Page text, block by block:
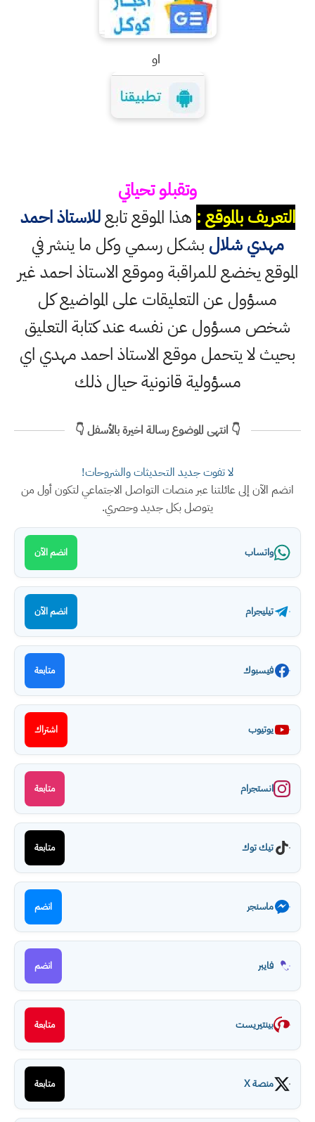
او
وتقبلو تحياتي
التعريف بالموقع : هذا الموقع تابعللاستاذ احمد
مهدي شلال بشكل رسمي وكل ما ينشر في
الموقع يخضع للمراقبة وموقع الاستاذ احمد غير
مسؤول عن التعليقات على المواضيع كل
شخص مسؤول عن نفسه عند كتابة التعليق
بحيث لا يتحمل موقع الاستاذ احمد مهدي اي
مسؤولية قانونية حيال ذلك
👇 انتهى الموضوع رسالة اخيرة بالأسفل 👇
لا تفوت جديد التحديثات والشروحات!
انضم الآن إلى عائلتنا عبر منصات التواصل الاجتماعي لتكون أول من
يتوصل بكل جديد وحصري.
واتساب انضم الآن
تيليجرام انضم الآن
فيسبوك متابعة
يوتيوب اشتراك
انستجرام متابعة
تيك توك متابعة
ماسنجر انضم
فايبر انضم
بينتيريست متابعة
منصة X متابعة